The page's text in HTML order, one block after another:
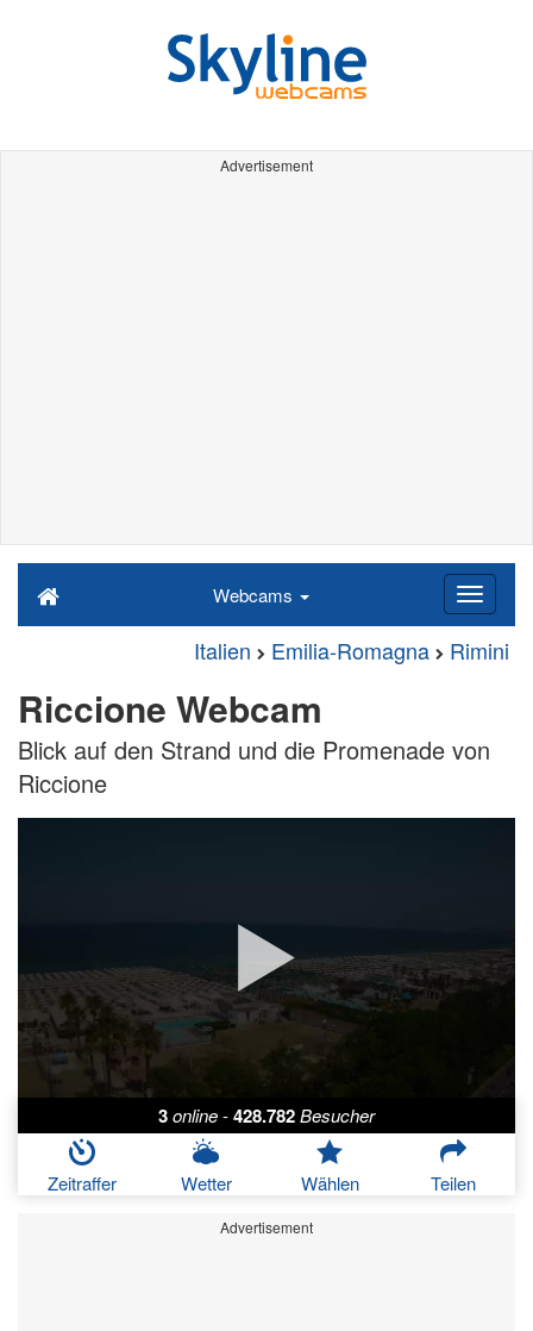
Advertisement
Webcams
Italien Emilia-Romagna Rimini
Riccione Webcam
Blick auf den Strand und die Promenade von
Riccione
3online-428.782Besucher
Zeitraffer Wetter Wählen Teilen
Advertisement